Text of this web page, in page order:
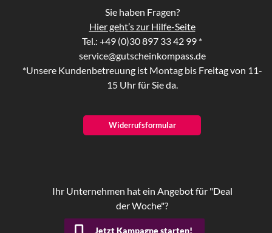
Sie haben Fragen?
Hier geht’s zur Hilfe-Seite
Tel.: +49 (0)30 897 33 42 99 *
service@gutscheinkompass.de
*Unsere Kundenbetreuung ist Montag bis Freitag von 11-
15 Uhr für Sie da.
Widerrufsformular
Ihr Unternehmen hat ein Angebot für "Deal
der Woche"?
Jetzt Kampagne starten!